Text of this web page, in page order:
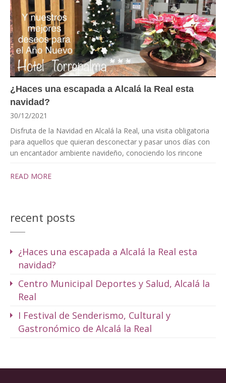
¿Haces una escapada a Alcalá la Real esta
navidad?
30/12/2021
Disfruta de la Navidad en Alcalá la Real, una visita obligatoria
para aquellos que quieran desconectar y pasar unos días con
un encantador ambiente navideño, conociendo los rincone
READ MORE
recent posts
¿Haces una escapada a Alcalá la Real esta
navidad?
Centro Municipal Deportes y Salud, Alcalá la
Real
I Festival de Senderismo, Cultural y
Gastronómico de Alcalá la Real